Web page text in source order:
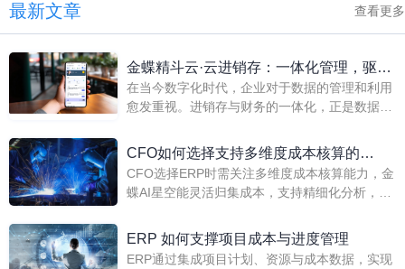
最新文章 查看更多
金蝶精斗云·云进销存：一体化管理，驱动
进销存与财务双提升
在当今数字化时代，企业对于数据的管理和利用
愈发重视。进销存与财务的一体化，正是数据流
提升了企业运营效率，还增强了数据的准确性和
可追溯性。而金蝶精斗云·云进销存，正是这样
一款助力企业实现进销存与财务一体化的智能工
具。
CFO如何选择支持多维度成本核算的
ERP？
CFO选择ERP时需关注多维度成本核算能力，金
蝶AI星空能灵活归集成本，支持精细化分析，助
ERP 如何支撑项目成本与进度管理
ERP通过集成项目计划、资源与成本数据，实现